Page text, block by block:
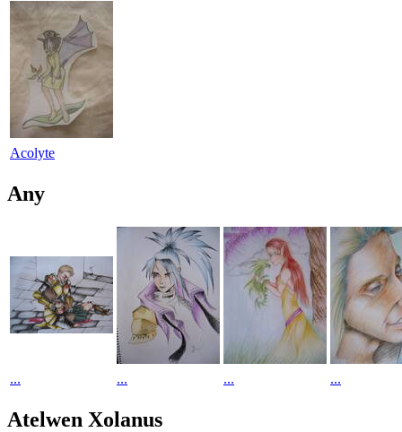
Acolyte
Any
... ... ... ...
Atelwen Xolanus